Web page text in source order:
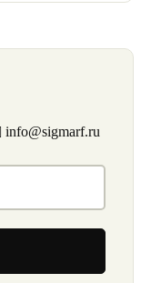
info@sigmarf.ru